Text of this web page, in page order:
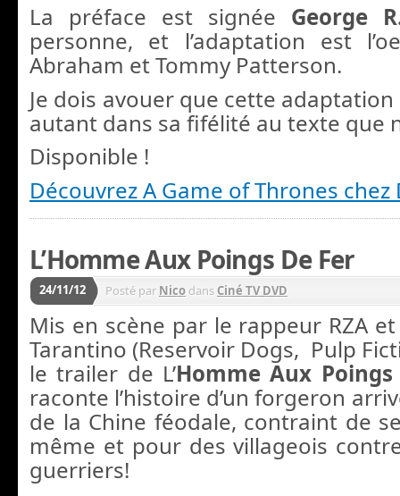
La préface est signée George
personne, et l’adaptation est
Abraham et Tommy Patterson.
Je dois avouer que cette
autant dans sa fifélité au texte que
Disponible !
Découvrez A Game of Thrones
L’Homme Aux Poings De Fer
24/11/12 Posté par Nico dans Ciné TV DVD
Mis en scène par le rappeur RZA
Tarantino (Reservoir Dogs, Pulp
le trailer de L’Homme Aux Poings
raconte l’histoire d’un forgeron
de la Chine féodale, contraint de
même et pour des villageois
guerriers!